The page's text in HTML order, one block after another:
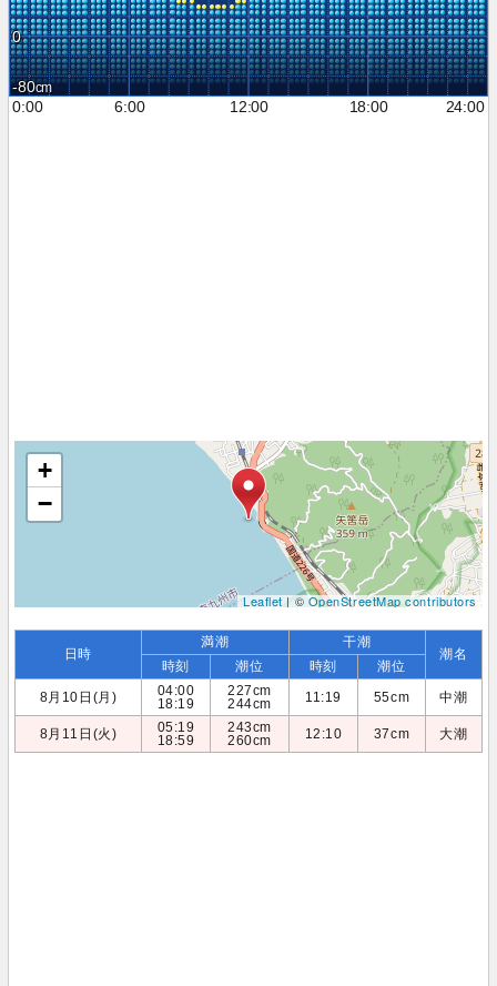
0
-80
0:00
6:00 12:00 18:00 24:00
+
−
Leaflet| ©OpenStreetMap contributors
日時
満潮 干潮
潮名
時刻 潮位 時刻
潮位
8月10日(月)
04:00
18:19
227cm
244cm
11:19 55cm 中潮
8月11日(火)
05:19
18:59
243cm
260cm
12:10 37cm 大潮